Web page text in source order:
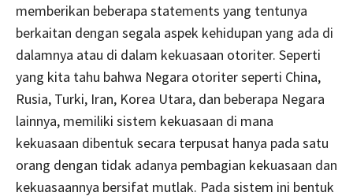
memberikan beberapa statements yang tentunya
berkaitan dengan segala aspek kehidupan yang ada di
dalamnya atau di dalam kekuasaan otoriter. Seperti
yang kita tahu bahwa Negara otoriter seperti China,
Rusia, Turki, Iran, Korea Utara, dan beberapa Negara
lainnya, memiliki sistem kekuasaan di mana
kekuasaan dibentuk secara terpusat hanya pada satu
orang dengan tidak adanya pembagian kekuasaan dan
kekuasaannya bersifat mutlak. Pada sistem ini bentuk